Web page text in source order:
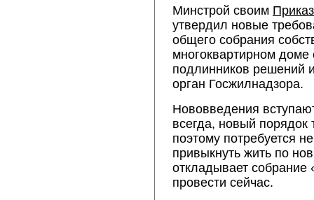
Минстрой своим
утвердил новые
общего собрания
многоквартирном доме
подлинников решений
орган Госжилнадзора.
Нововведения
всегда, новый порядок
поэтому потребуется
привыкнуть жить по
откладывает собрание
провести сейчас.